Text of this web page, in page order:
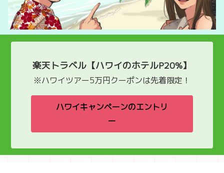
楽天トラベル【ハワイのホテルP20%】
※ハワイツアー5万円クーポンは先着限定！
ハワイキャンペーンのエントリ
ー